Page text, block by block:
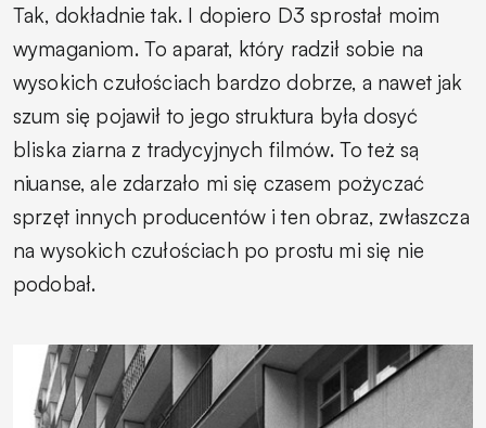
Tak, dokładnie tak. I dopiero D3 sprostał moim
wymaganiom. To aparat, który radził sobie na
wysokich czułościach bardzo dobrze, a nawet jak
szum się pojawił to jego struktura była dosyć
bliska ziarna z tradycyjnych filmów. To też są
niuanse, ale zdarzało mi się czasem pożyczać
sprzęt innych producentów i ten obraz, zwłaszcza
na wysokich czułościach po prostu mi się nie
podobał.